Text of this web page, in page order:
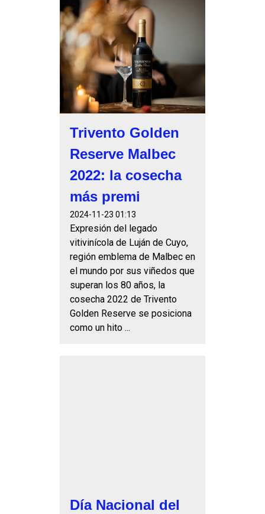
Trivento Golden
Reserve Malbec
2022: la cosecha
más premi
2024-11-23 01:13
Expresión del legado
vitivinícola de Luján de Cuyo,
región emblema de Malbec en
el mundo por sus viñedos que
superan los 80 años, la
cosecha 2022 de Trivento
Golden Reserve se posiciona
como un hito ...
Día Nacional del